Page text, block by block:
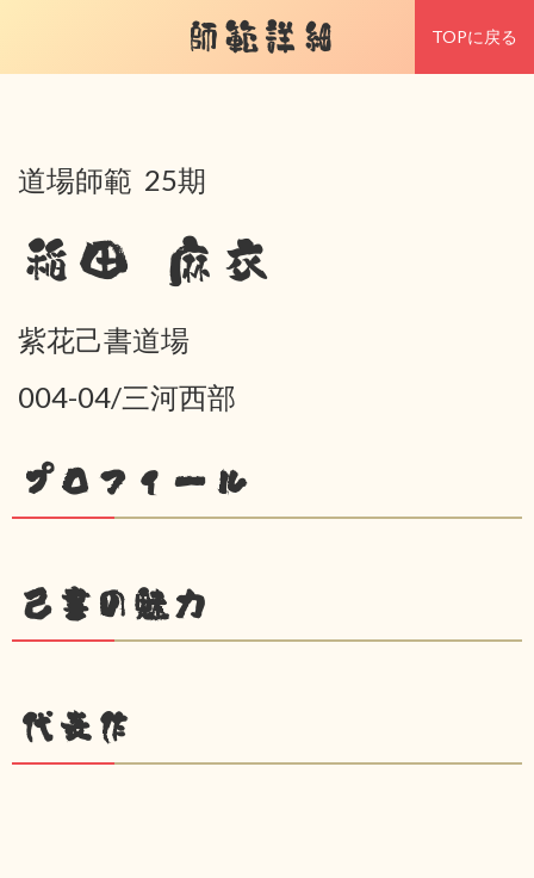
師範詳細 TOPに戻る
道場師範 25期
稲田 麻衣
紫花己書道場
004-04/三河西部
プロフィール
己書の魅力
代表作